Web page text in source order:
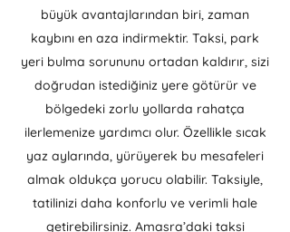
büyük avantajlarından biri, zaman
kaybını en aza indirmektir. Taksi, park
yeri bulma sorununu ortadan kaldırır, sizi
doğrudan istediğiniz yere götürür ve
bölgedeki zorlu yollarda rahatça
ilerlemenize yardımcı olur. Özellikle sıcak
yaz aylarında, yürüyerek bu mesafeleri
almak oldukça yorucu olabilir. Taksiyle,
tatilinizi daha konforlu ve verimli hale
getirebilirsiniz. Amasra’daki taksi